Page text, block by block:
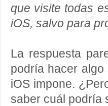
que visite todas
iOS, salvo para
La respuesta
podría hacer algo
iOS impone.
saber cuál podría